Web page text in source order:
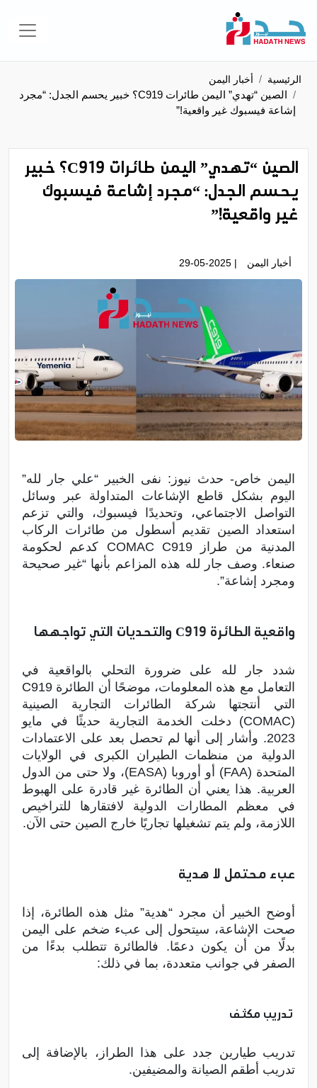
الرئيسية أخبار اليمن
الصين “تهدي” اليمن طائرات C919؟ خبير يحسم الجدل: “مجرد
إشاعة فيسبوك غير واقعية!”
الصين “تهدي” اليمن طائرات C919؟ خبير
يحسم الجدل: “مجرد إشاعة فيسبوك
غير واقعية!”
أخبار اليمن | 29-05-2025
اليمن خاص- حدث نيوز: نفى الخبير “علي جار لله”
اليوم بشكل قاطع الإشاعات المتداولة عبر وسائل
التواصل الاجتماعي، وتحديدًا فيسبوك، والتي تزعم
استعداد الصين تقديم أسطول من طائرات الركاب
المدنية من طراز COMAC C919 كدعم لحكومة
صنعاء. وصف جار لله هذه المزاعم بأنها “غير صحيحة
ومجرد إشاعة”.
واقعية الطائرة C919 والتحديات التي تواجهها
شدد جار لله على ضرورة التحلي بالواقعية في
التعامل مع هذه المعلومات، موضحًا أن الطائرة C919
التي أنتجتها شركة الطائرات التجارية الصينية
(COMAC) دخلت الخدمة التجارية حديثًا في مايو
2023. وأشار إلى أنها لم تحصل بعد على الاعتمادات
الدولية من منظمات الطيران الكبرى في الولايات
المتحدة (FAA) أو أوروبا (EASA)، ولا حتى من الدول
العربية. هذا يعني أن الطائرة غير قادرة على الهبوط
في معظم المطارات الدولية لافتقارها للتراخيص
اللازمة، ولم يتم تشغيلها تجاريًا خارج الصين حتى الآن.
عبء محتمل لا هدية
أوضح الخبير أن مجرد “هدية” مثل هذه الطائرة، إذا
صحت الإشاعة، سيتحول إلى عبء ضخم على اليمن
بدلًا من أن يكون دعمًا. فالطائرة تتطلب بدءًا من
الصفر في جوانب متعددة، بما في ذلك:
تدريب مكثف
تدريب طيارين جدد على هذا الطراز، بالإضافة إلى
تدريب أطقم الصيانة والمضيفين.